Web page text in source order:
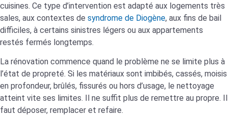
cuisines. Ce type d’intervention est adapté aux logements très
sales, aux contextes de syndrome de Diogène, aux fins de bail
difficiles, à certains sinistres légers ou aux appartements
restés fermés longtemps.
La rénovation commence quand le problème ne se limite plus à
l’état de propreté. Si les matériaux sont imbibés, cassés, moisis
en profondeur, brûlés, fissurés ou hors d’usage, le nettoyage
atteint vite ses limites. Il ne suffit plus de remettre au propre. Il
faut déposer, remplacer et refaire.